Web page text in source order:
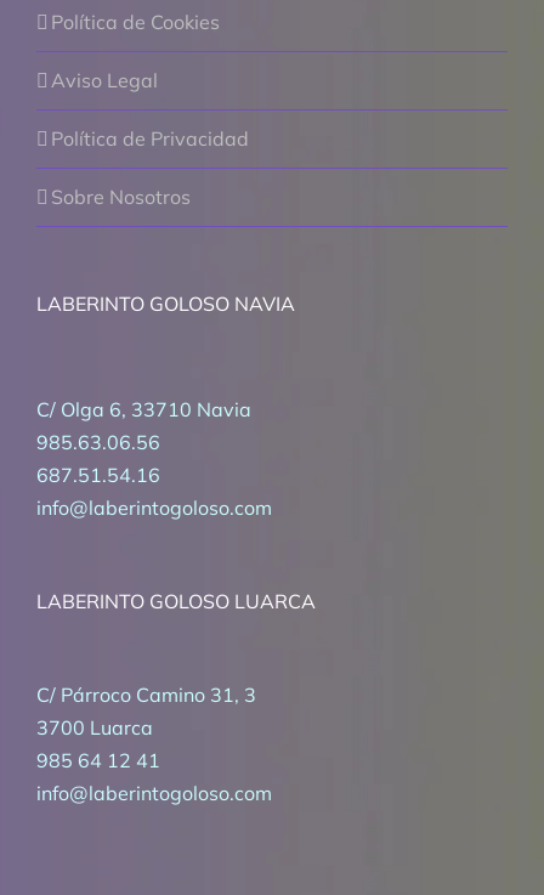
Política de Cookies
Aviso Legal
Política de Privacidad
Sobre Nosotros
LABERINTO GOLOSO NAVIA
C/ Olga 6, 33710 Navia
985.63.06.56
687.51.54.16
info@laberintogoloso.com
LABERINTO GOLOSO LUARCA
C/ Párroco Camino 31, 3
3700 Luarca
985 64 12 41
info@laberintogoloso.com